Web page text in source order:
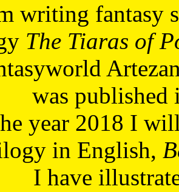
writing fantasy
The Tiaras of
was published
year 2018 I
in English,
I have